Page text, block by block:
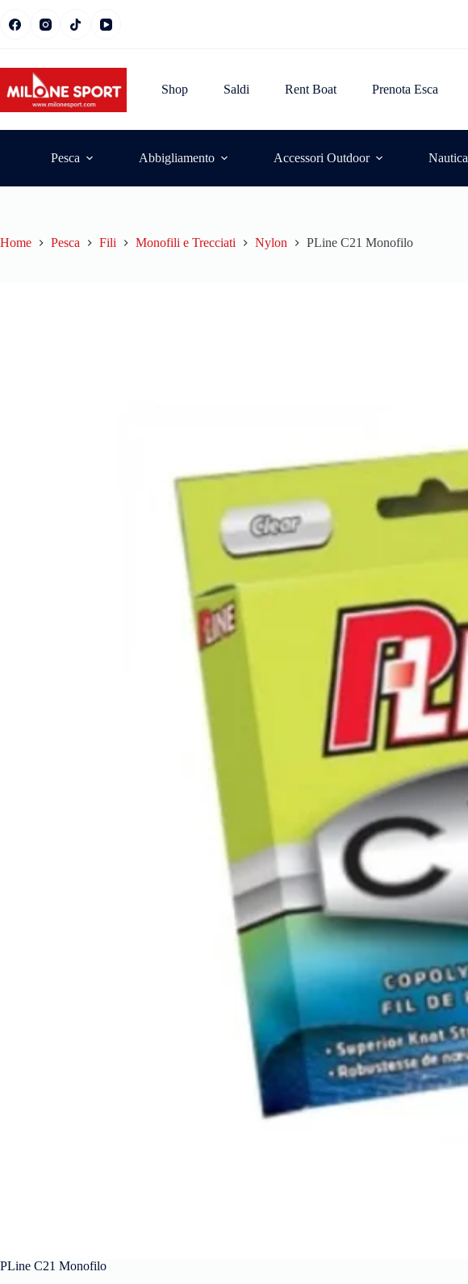
Shop Saldi Rent Boat Prenota Esca
Pesca Abbigliamento Accessori Outdoor Nautica
Home Pesca Fili Monofili e Trecciati Nylon PLine C21 Monofilo
PLine C21 Monofilo